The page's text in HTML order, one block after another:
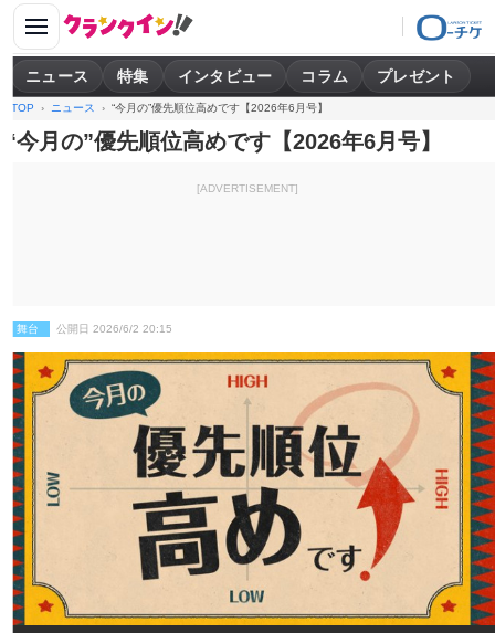
ニュース 特集 インタビュー コラム プレゼント
TOP ニュース “今月の”優先順位高めです【2026年6月号】
“今月の”優先順位高めです【2026年6月号】
[ADVERTISEMENT]
舞台 公開日 2026/6/2 20:15